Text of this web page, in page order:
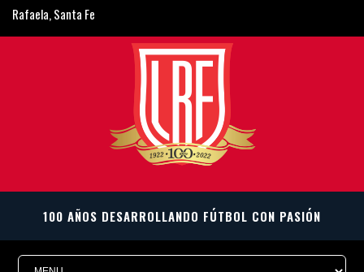
Rafaela, Santa Fe
ligarafaelina@gmail.com